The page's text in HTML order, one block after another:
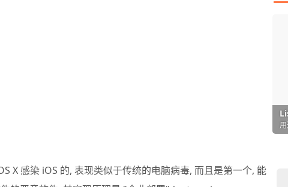
X 感染 iOS 的, 表现类似于传统的电脑病毒, 而且是第一个, 能